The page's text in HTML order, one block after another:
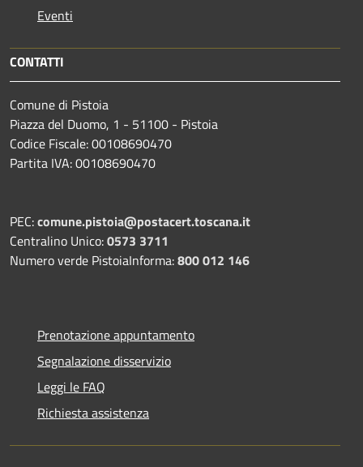
Eventi
CONTATTI
Comune di Pistoia
Piazza del Duomo, 1 - 51100 - Pistoia
Codice Fiscale: 00108690470
Partita IVA: 00108690470
PEC:comune.pistoia@postacert.toscana.it
Centralino Unico:0573 3711
Numero verde PistoiaInforma:800 012 146
Prenotazione appuntamento
Segnalazione disservizio
Leggi le FAQ
Richiesta assistenza